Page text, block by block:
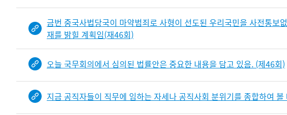
금번 중국사법당국이 마약범죄로 사형이 선도된 우리국민을 사전통
재를 밝힐 계획임(재46회)
오늘 국무회의에서 심의된 법률안은 중요한 내용을 담고 있음. (제46회)
지금 공직자들이 직무에 임하는 자세나 공직사회 분위기를 종합하여